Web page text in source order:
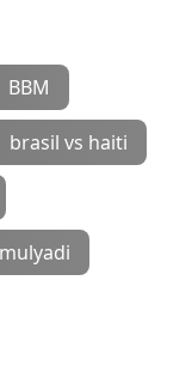
BBM
brasil vs haiti